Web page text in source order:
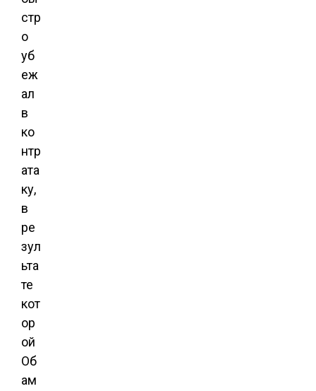
стр
о
уб
еж
ал
в
ко
нтр
ата
ку,
в
ре
зул
ьта
те
кот
ор
ой
Об
ам